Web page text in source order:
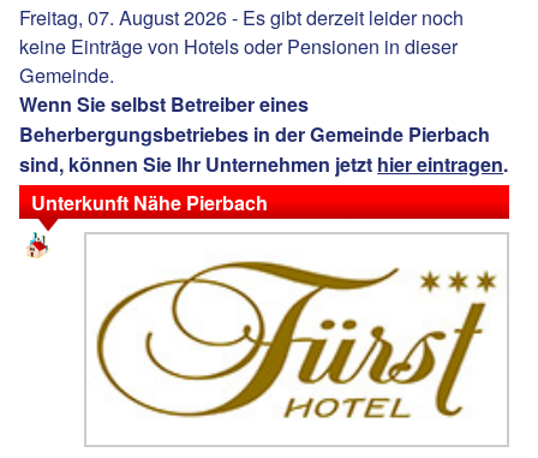
Freitag, 07. August 2026 - Es gibt derzeit leider noch
keine Einträge von Hotels oder Pensionen in dieser
Gemeinde.
Wenn Sie selbst Betreiber eines
Beherbergungsbetriebes in der Gemeinde Pierbach
sind, können Sie Ihr Unternehmen jetzt hier eintragen.
Unterkunft Nähe Pierbach